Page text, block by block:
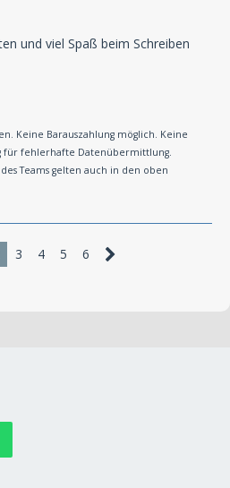
und viel Spaß beim Schreiben
Keine Barauszahlung möglich. Keine
für fehlerhafte Datenübermittlung.
Teams gelten auch in den oben
3 4 5 6